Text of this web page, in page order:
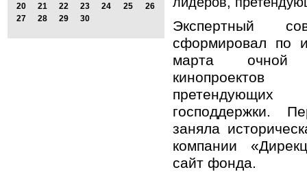
20
21 22 23 24 25
26
27
28 29 30
Экспертный
сформировал по
марта очной
господдержки.
заняла
компании
сайт фонда.